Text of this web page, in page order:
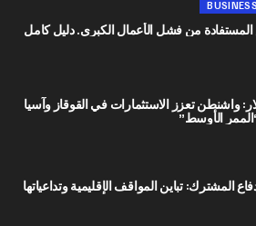
الأعمال الكبرى. دليل كامل
الاستثمارات في القوقاز وآسيا
المواقف الإقليمية وتداعياتها